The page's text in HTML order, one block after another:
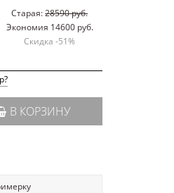
Старая:28590 руб.
Экономия 14600 руб.
Скидка -51%
В КОРЗИНУ